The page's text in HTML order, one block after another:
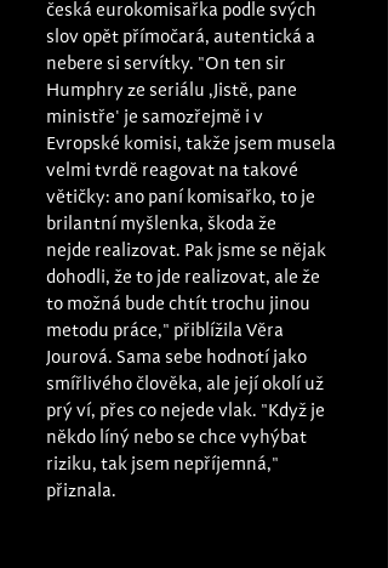
česká eurokomisařka podle svých
slov opět přímočará, autentická a
nebere si servítky. "On ten sir
Humphry ze seriálu ‚Jistě, pane
ministře' je samozřejmě i v
Evropské komisi, takže jsem musela
velmi tvrdě reagovat na takové
větičky: ano paní komisařko, to je
brilantní myšlenka, škoda že
nejde realizovat. Pak jsme se nějak
dohodli, že to jde realizovat, ale že
to možná bude chtít trochu jinou
metodu práce," přiblížila Věra
Jourová. Sama sebe hodnotí jako
smířlivého člověka, ale její okolí už
prý ví, přes co nejede vlak. "Když je
někdo líný nebo se chce vyhýbat
riziku, tak jsem nepříjemná,"
přiznala.